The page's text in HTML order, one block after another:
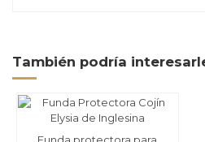
También podría
Funda protectora para